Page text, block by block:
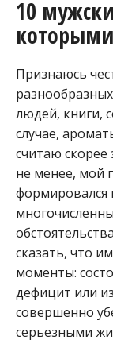
10
которыми
Признаюсь
людей, книги,
случае,
считаю
не менее, мой
сказать, что
моменты:
дефицит или
совершенно
серьезными